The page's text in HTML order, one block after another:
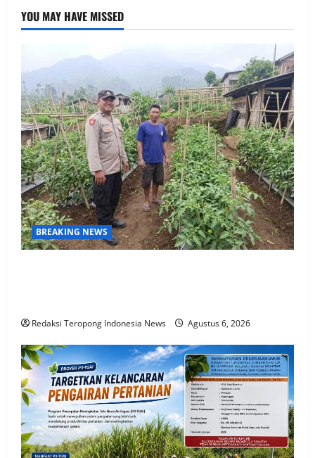
YOU MAY HAVE MISSED
BREAKING NEWS
Redaksi Teropong Indonesia News Agustus 6, 2026